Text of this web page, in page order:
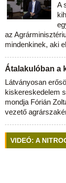
A
az
mindenkinek, aki
Átalakulóban a
Látványosan
kiskereskedelem
mondja Fórián
vezető
VIDEÓ: A